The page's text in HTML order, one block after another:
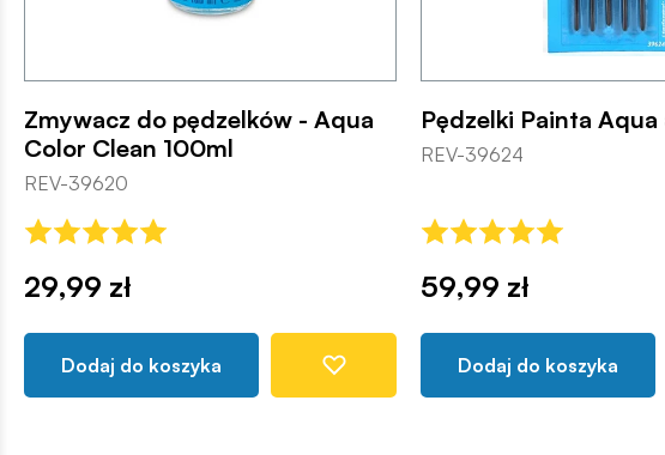
Zmywacz do pędzelków - Aqua
Color Clean 100ml
REV-39620
29,99 zł
Dodaj do koszyka
Pędzelki Painta Aqua
REV-39624
59,99 zł
Dodaj do koszyka